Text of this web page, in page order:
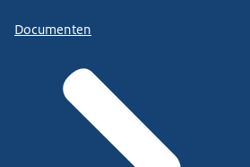
Documenten